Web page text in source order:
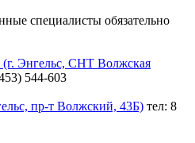
специалисты обязательно
Энгельс, СНТ Волжская
544-603
пр-т Волжский, 43Б) тел: 8